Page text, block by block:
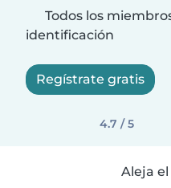
Todos los
identificación
Regístrate gratis
4.7 / 5
Aleja